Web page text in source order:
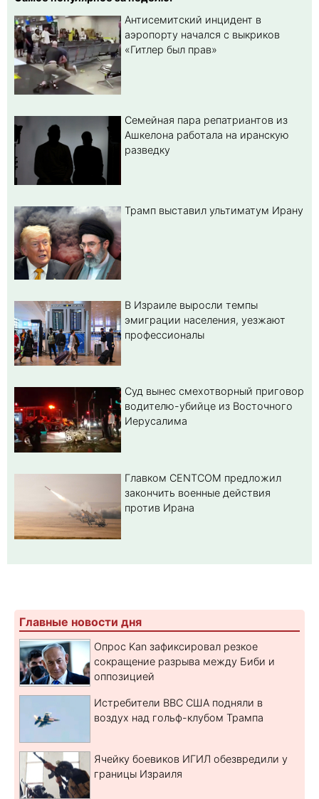
Антисемитский инцидент в
аэропорту начался с выкриков
«Гитлер был прав»
Семейная пара репатриантов из
Ашкелона работала на иранскую
разведку
Трамп выставил ультиматум Ирану
В Израиле выросли темпы
эмиграции населения, уезжают
профессионалы
Суд вынес смехотворный приговор
водителю-убийце из Восточного
Иерусалима
Главком CENTCOM предложил
закончить военные действия
против Ирана
Главные новости дня
Опрос Kan зафиксировал резкое
сокращение разрыва между Биби и
оппозицией
Истребители ВВС США подняли в
воздух над гольф-клубом Трампа
Ячейку боевиков ИГИЛ обезвредили у
границы Израиля